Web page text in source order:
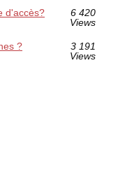
d'accès?
6 420
Views
?
3 191
Views